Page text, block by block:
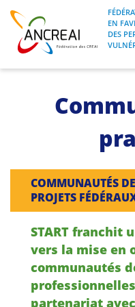
Skip
content
ANCREAI
EN
DES
Formations
Projets Fédéraux
Espace emploi
COMMUNAUTÉS
PROJETS
START franchit
vers la mise en
communautés
partenariat